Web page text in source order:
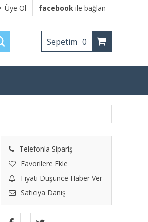
Üye Ol facebook ile bağlan
Sepetim 0
Telefonla Sipariş
Favorilere Ekle
Fiyatı Düşünce Haber Ver
Satıcıya Danış